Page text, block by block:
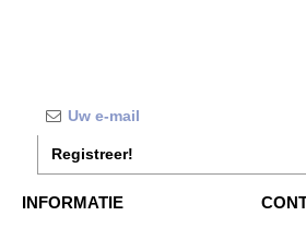
Registreer!
INFORMATIE